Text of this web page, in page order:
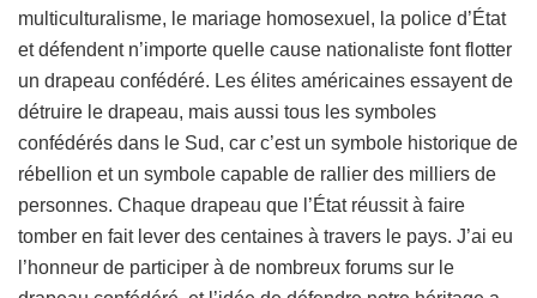
multiculturalisme, le mariage homosexuel, la police d’État
et défendent n’importe quelle cause nationaliste font flotter
un drapeau confédéré. Les élites américaines essayent de
détruire le drapeau, mais aussi tous les symboles
confédérés dans le Sud, car c’est un symbole historique de
rébellion et un symbole capable de rallier des milliers de
personnes. Chaque drapeau que l’État réussit à faire
tomber en fait lever des centaines à travers le pays. J’ai eu
l’honneur de participer à de nombreux forums sur le